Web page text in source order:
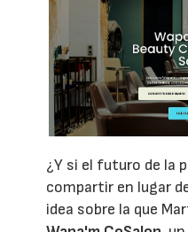
¿Y si el futuro de la
compartir en lugar
idea sobre la que